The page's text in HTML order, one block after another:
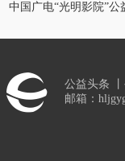
中国广电“光明影院”公
公益头条
邮箱：